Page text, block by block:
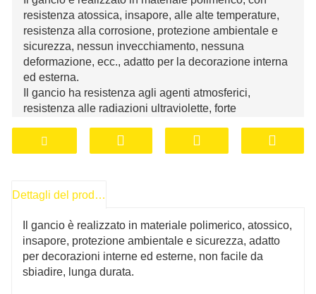
resistenza atossica, insapore, alle alte temperature,
resistenza alla corrosione, protezione ambientale e
sicurezza, nessun invecchiamento, nessuna
deformazione, ecc., adatto per la decorazione interna
ed esterna.
Il gancio ha resistenza agli agenti atmosferici,
resistenza alle radiazioni ultraviolette, forte
durata
Dettagli del prodotto
Il gancio è realizzato in materiale polimerico, atossico,
insapore, protezione ambientale e sicurezza, adatto
per decorazioni interne ed esterne, non facile da
sbiadire, lunga durata.